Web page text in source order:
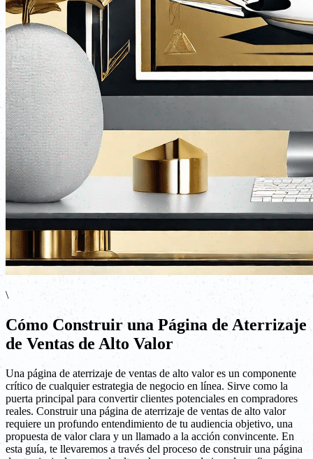
\
Cómo Construir una Página de Aterrizaje
de Ventas de Alto Valor
Una página de aterrizaje de ventas de alto valor es un componente
crítico de cualquier estrategia de negocio en línea. Sirve como la
puerta principal para convertir clientes potenciales en compradores
reales. Construir una página de aterrizaje de ventas de alto valor
requiere un profundo entendimiento de tu audiencia objetivo, una
propuesta de valor clara y un llamado a la acción convincente. En
esta guía, te llevaremos a través del proceso de construir una página